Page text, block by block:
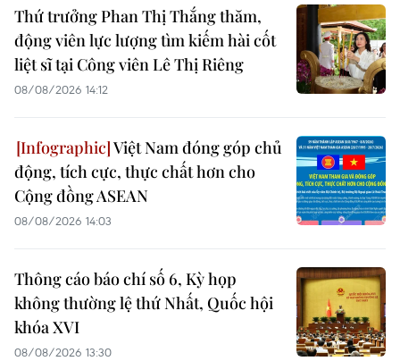
Thứ trưởng Phan Thị Thắng thăm,
động viên lực lượng tìm kiếm hài cốt
liệt sĩ tại Công viên Lê Thị Riêng
08/08/2026 14:12
Việt Nam đóng góp chủ
động, tích cực, thực chất hơn cho
Cộng đồng ASEAN
08/08/2026 14:03
Thông cáo báo chí số 6, Kỳ họp
không thường lệ thứ Nhất, Quốc hội
khóa XVI
08/08/2026 13:30